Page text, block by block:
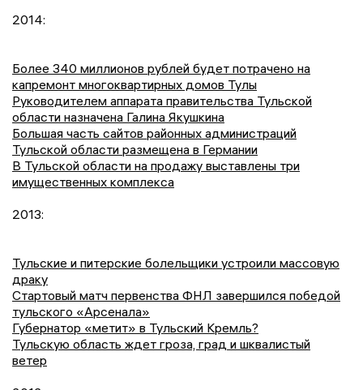
2014:
Более 340 миллионов рублей будет потрачено на
капремонт многоквартирных домов Тулы
Руководителем аппарата правительства Тульской
области назначена Галина Якушкина
Большая часть сайтов районных администраций
Тульской области размещена в Германии
В Тульской области на продажу выставлены три
имущественных комплекса
2013:
Тульские и питерские болельщики устроили массовую
драку
Стартовый матч первенства ФНЛ завершился победой
тульского «Арсенала»
Губернатор «метит» в Тульский Кремль?
Тульскую область ждет гроза, град и шквалистый
ветер